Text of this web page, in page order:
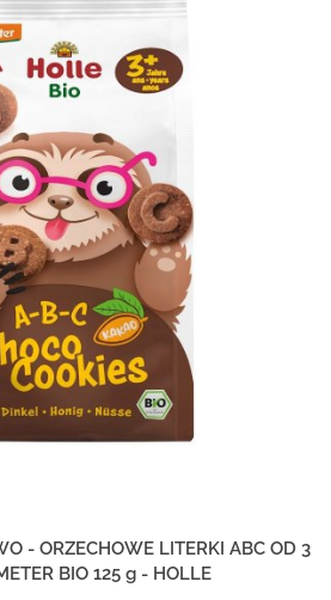
- ORZECHOWE LITERKI ABC OD 3
BIO 125 g - HOLLE